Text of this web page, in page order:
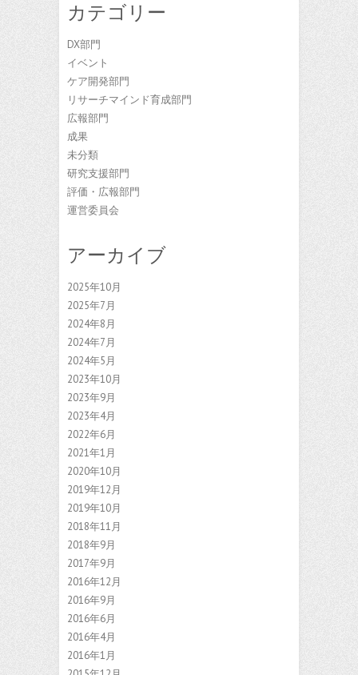
カテゴリー
DX部門
イベント
ケア開発部門
リサーチマインド育成部門
広報部門
成果
未分類
研究支援部門
評価・広報部門
運営委員会
アーカイブ
2025年10月
2025年7月
2024年8月
2024年7月
2024年5月
2023年10月
2023年9月
2023年4月
2022年6月
2021年1月
2020年10月
2019年12月
2019年10月
2018年11月
2018年9月
2017年9月
2016年12月
2016年9月
2016年6月
2016年4月
2016年1月